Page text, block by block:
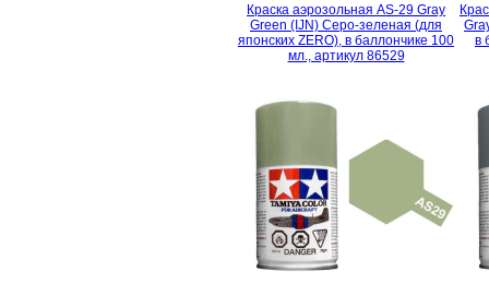
Краска аэрозольная AS-29 Gray
Green (IJN) Серо-зеленая (для
японских ZERO), в баллончике 100
мл., артикул 86529
в